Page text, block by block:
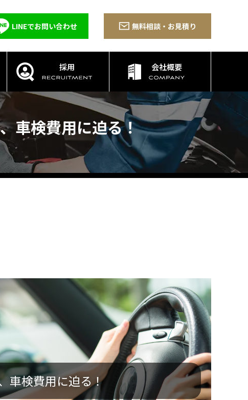
LINEでお問い合わせ 無料相談・お見積り
採用 会社概要
車検費用に迫る！
車検費用に迫る！